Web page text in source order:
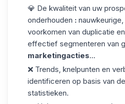
💎 De kwaliteit van uw
onderhouden :
voorkomen van duplicatie
effectief segmenteren van
marketingacties...
❌ Trends, knelpunten en
identificeren op basis van
statistieken.